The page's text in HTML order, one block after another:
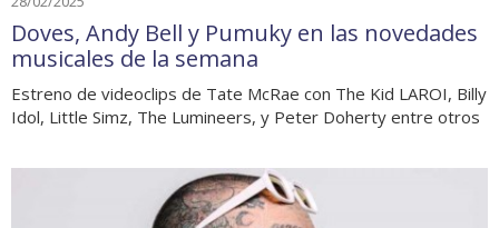
Doves, Andy Bell y Pumuky en las novedades
musicales de la semana
Estreno de videoclips de Tate McRae con The Kid LAROI, Billy
Idol, Little Simz, The Lumineers, y Peter Doherty entre otros